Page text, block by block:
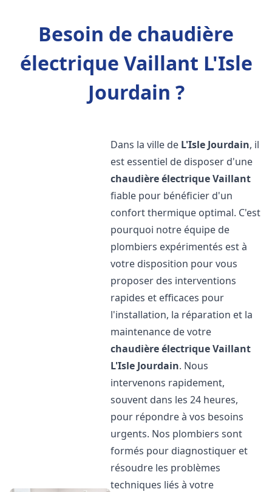
Besoin de chaudière
électrique Vaillant L'Isle
Jourdain ?
Dans la ville de L'Isle Jourdain, il
est essentiel de disposer d'une
chaudière électrique Vaillant
fiable pour bénéficier d'un
confort thermique optimal. C'est
pourquoi notre équipe de
plombiers expérimentés est à
votre disposition pour vous
proposer des interventions
rapides et efficaces pour
l'installation, la réparation et la
maintenance de votre
chaudière électrique Vaillant
L'Isle Jourdain. Nous
intervenons rapidement,
souvent dans les 24 heures,
pour répondre à vos besoins
urgents. Nos plombiers sont
formés pour diagnostiquer et
résoudre les problèmes
techniques liés à votre